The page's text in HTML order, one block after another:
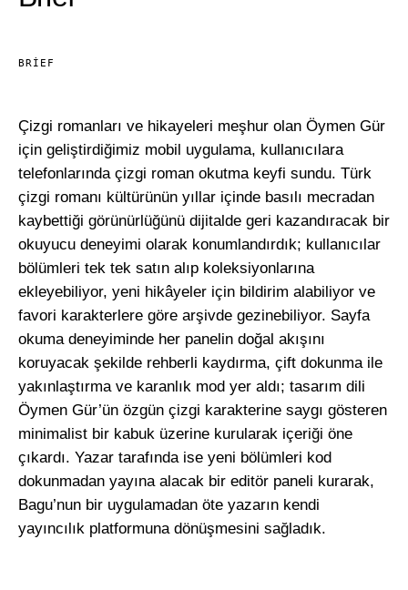
BRIEF
Çizgi romanları ve hikayeleri meşhur olan Öymen Gür
için geliştirdiğimiz mobil uygulama, kullanıcılara
telefonlarında çizgi roman okutma keyfi sundu. Türk
çizgi romanı kültürünün yıllar içinde basılı mecradan
kaybettiği görünürlüğünü dijitalde geri kazandıracak bir
okuyucu deneyimi olarak konumlandırdık; kullanıcılar
bölümleri tek tek satın alıp koleksiyonlarına
ekleyebiliyor, yeni hikâyeler için bildirim alabiliyor ve
favori karakterlere göre arşivde gezinebiliyor. Sayfa
okuma deneyiminde her panelin doğal akışını
koruyacak şekilde rehberli kaydırma, çift dokunma ile
yakınlaştırma ve karanlık mod yer aldı; tasarım dili
Öymen Gür’ün özgün çizgi karakterine saygı gösteren
minimalist bir kabuk üzerine kurularak içeriği öne
çıkardı. Yazar tarafında ise yeni bölümleri kod
dokunmadan yayına alacak bir editör paneli kurarak,
Bagu’nun bir uygulamadan öte yazarın kendi
yayıncılık platformuna dönüşmesini sağladık.